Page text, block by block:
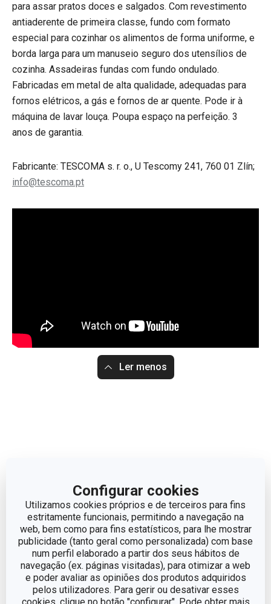
Configurar cookies
Utilizamos cookies próprios e de terceiros para fins
estritamente funcionais, permitindo a navegação na
web, bem como para fins estatísticos, para lhe mostrar
publicidade (tanto geral como personalizada) com base
num perfil elaborado a partir dos seus hábitos de
navegação (ex. páginas visitadas), para otimizar a web
e poder avaliar as opiniões dos produtos adquiridos
pelos utilizadores. Para gerir ou desativar esses
para assar pratos doces e salgados. Com revestimento
antiaderente de primeira classe, fundo com formato
especial para cozinhar os alimentos de forma uniforme, e
borda larga para um manuseio seguro dos utensílios de
cozinha. Assadeiras fundas com fundo ondulado.
Fabricadas em metal de alta qualidade, adequadas para
fornos elétricos, a gás e fornos de ar quente. Pode ir à
máquina de lavar louça. Poupa espaço na perfeição. 3
anos de garantia.
Fabricante: TESCOMA s. r. o., U Tescomy 241, 760 01 Zlín;
info@tescoma.pt
Ler menos